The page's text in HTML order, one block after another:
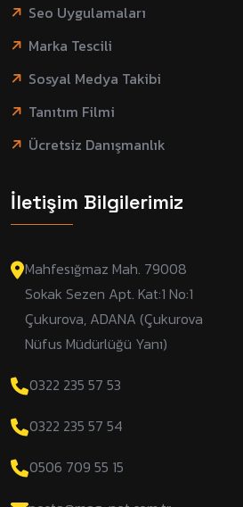
Seo Uygulamaları
Marka Tescili
Sosyal Medya Takibi
Tanıtım Filmi
Ücretsiz Danışmanlık
İletişim Bilgilerimiz
Mahfesığmaz Mah. 79008
Sokak Sezen Apt. Kat:1 No:1
Çukurova, ADANA (Çukurova
Nüfus Müdürlüğü Yanı)
0322 235 57 53
0322 235 57 54
0506 709 55 15